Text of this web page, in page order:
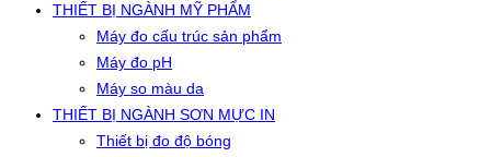
THIẾT BỊ NGÀNH MỸ PHẨM
Máy đo cấu trúc sản phẩm
Máy đo pH
Máy so màu da
THIẾT BỊ NGÀNH SƠN MỰC IN
Thiết bị đo độ bóng